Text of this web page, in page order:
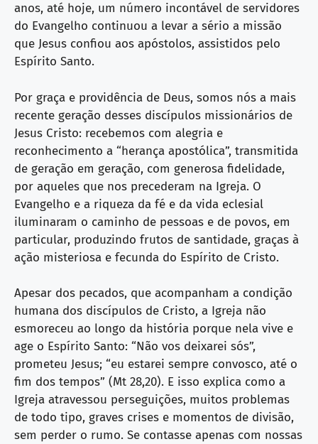
anos, até hoje, um número incontável de servidores
do Evangelho continuou a levar a sério a missão
que Jesus confiou aos apóstolos, assistidos pelo
Espírito Santo.
Por graça e providência de Deus, somos nós a mais
recente geração desses discípulos missionários de
Jesus Cristo: recebemos com alegria e
reconhecimento a “herança apostólica”, transmitida
de geração em geração, com generosa fidelidade,
por aqueles que nos precederam na Igreja. O
Evangelho e a riqueza da fé e da vida eclesial
iluminaram o caminho de pessoas e de povos, em
particular, produzindo frutos de santidade, graças à
ação misteriosa e fecunda do Espírito de Cristo.
Apesar dos pecados, que acompanham a condição
humana dos discípulos de Cristo, a Igreja não
esmoreceu ao longo da história porque nela vive e
age o Espírito Santo: “Não vos deixarei sós”,
prometeu Jesus; “eu estarei sempre convosco, até o
fim dos tempos” (Mt 28,20). E isso explica como a
Igreja atravessou perseguições, muitos problemas
de todo tipo, graves crises e momentos de divisão,
sem perder o rumo. Se contasse apenas com nossas